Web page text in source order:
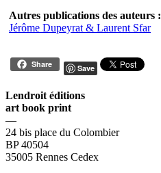
Autres publications des auteurs :
Jérôme Dupeyrat & Laurent Sfar
Share Save
Lendroit éditions
art book print
—
24 bis place du Colombier
BP 40504
35005 Rennes Cedex